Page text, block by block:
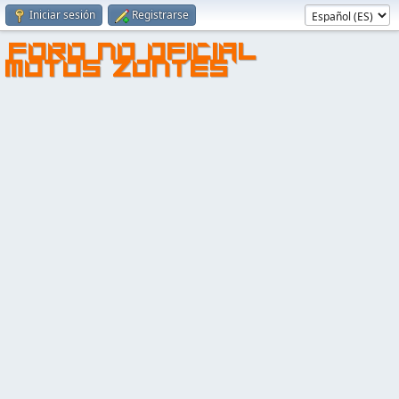
Iniciar sesión Registrarse
FORO NO OFICIAL
MOTOS ZONTES